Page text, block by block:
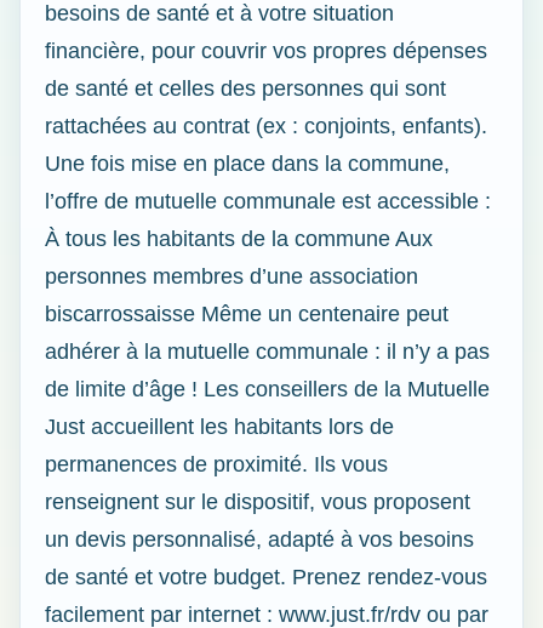
besoins de santé et à votre situation
financière, pour couvrir vos propres dépenses
de santé et celles des personnes qui sont
rattachées au contrat (ex : conjoints, enfants).
Une fois mise en place dans la commune,
l’offre de mutuelle communale est accessible :
À tous les habitants de la commune Aux
personnes membres d’une association
biscarrossaisse Même un centenaire peut
adhérer à la mutuelle communale : il n’y a pas
de limite d’âge ! Les conseillers de la Mutuelle
Just accueillent les habitants lors de
permanences de proximité. Ils vous
renseignent sur le dispositif, vous proposent
un devis personnalisé, adapté à vos besoins
de santé et votre budget. Prenez rendez-vous
facilement par internet : www.just.fr/rdv ou par